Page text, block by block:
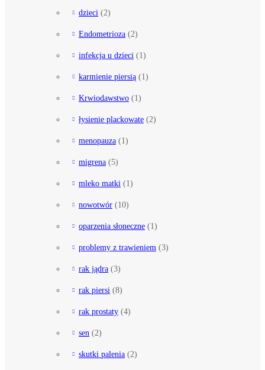
dzieci (2)
Endometrioza (2)
infekcja u dzieci (1)
karmienie piersią (1)
Krwiodawstwo (1)
łysienie plackowate (2)
menopauza (1)
migrena (5)
mleko matki (1)
nowotwór (10)
oparzenia słoneczne (1)
problemy z trawieniem (3)
rak jądra (3)
rak piersi (8)
rak prostaty (4)
sen (2)
skutki palenia (2)